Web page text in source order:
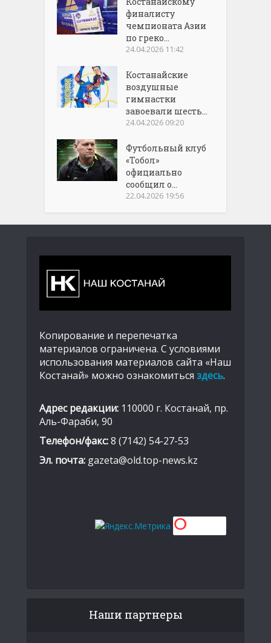
финалисту
чемпионата Азии
по греко...
24.04.2026 11:42
Костанайские
воздушные
гимнастки
завоевали шесть...
24.04.2026 09:20
Футбольный клуб
«Тобол»
официально
сообщил о...
22.04.2026 19:56
Копирование и перепечатка
материалов ограничена. С условиями
использования материалов сайта «Наш
Костанай» можно ознакомиться здесь.
Адрес редакции: 110000 г. Костанай, пр.
Аль-Фараби, 90
Телефон/факс:8 (7142) 54-27-53
Эл. почта: gazeta@old.top-news.kz
Наши партнеры